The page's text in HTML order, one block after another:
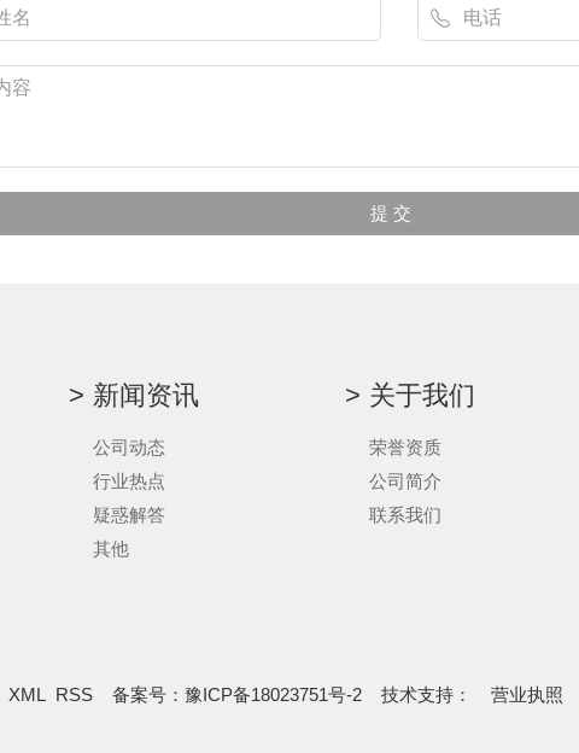
新闻资讯
公司动态
行业热点
疑惑解答
其他
关于我们
荣誉资质
公司简介
联系我们
XML RSS备案号： 豫ICP备18023751号-2技术支持： 营业执照